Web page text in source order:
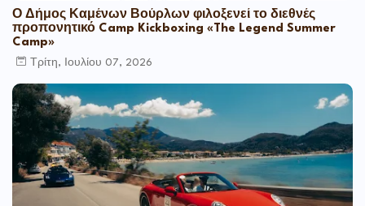
Ο Δήμος Καμένων Βούρλων φιλοξενεί το διεθνές
προπονητικό Camp Kickboxing «The Legend Summer
Camp»
Τρίτη, Ιουλίου 07, 2026